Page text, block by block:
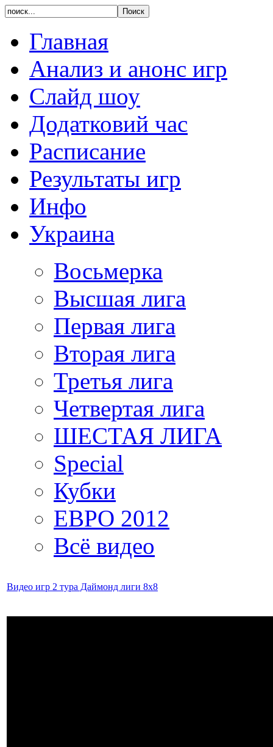
Главная
Анализ и анонс игр
Слайд шоу
Додатковий час
Расписание
Результаты игр
Инфо
Украина
Восьмерка
Высшая лига
Первая лига
Вторая лига
Третья лига
Четвертая лига
ШЕСТАЯ ЛИГА
Special
Кубки
ЕВРО 2012
Всё видео
Видео игр 2 тура Даймонд лиги 8х8